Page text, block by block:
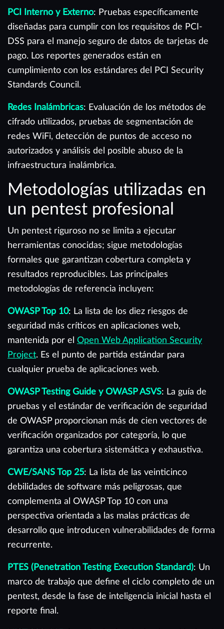
PCI Interno y Externo: Pruebas específicamente
diseñadas para cumplir con los requisitos de PCI-
DSS para el manejo seguro de datos de tarjetas de
pago. Los reportes generados están en
cumplimiento con los estándares del PCI Security
Standards Council.
Redes Inalámbricas: Evaluación de los métodos de
cifrado utilizados, pruebas de segmentación de
redes WiFi, detección de puntos de acceso no
autorizados y análisis del posible abuso de la
infraestructura inalámbrica.
Metodologías utilizadas en
un pentest profesional
Un pentest riguroso no se limita a ejecutar
herramientas conocidas; sigue metodologías
formales que garantizan cobertura completa y
resultados reproducibles. Las principales
metodologías de referencia incluyen:
OWASP Top 10: La lista de los diez riesgos de
seguridad más críticos en aplicaciones web,
mantenida por el Open Web Application Security
Project. Es el punto de partida estándar para
cualquier prueba de aplicaciones web.
OWASP Testing Guide y OWASP ASVS: La guía de
pruebas y el estándar de verificación de seguridad
de OWASP proporcionan más de cien vectores de
verificación organizados por categoría, lo que
garantiza una cobertura sistemática y exhaustiva.
CWE/SANS Top 25: La lista de las veinticinco
debilidades de software más peligrosas, que
complementa al OWASP Top 10 con una
perspectiva orientada a las malas prácticas de
desarrollo que introducen vulnerabilidades de forma
recurrente.
PTES (Penetration Testing Execution Standard): Un
marco de trabajo que define el ciclo completo de un
pentest, desde la fase de inteligencia inicial hasta el
reporte final.